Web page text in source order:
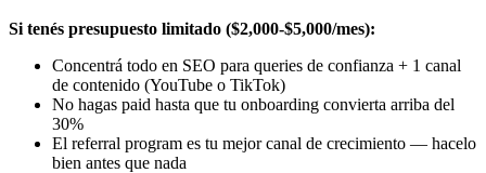
Si tenés presupuesto limitado ($2,000-$5,000/mes):
Concentrá todo en SEO para queries de confianza + 1 canal
de contenido (YouTube o TikTok)
No hagas paid hasta que tu onboarding convierta arriba del
30%
El referral program es tu mejor canal de crecimiento — hacelo
bien antes que nada